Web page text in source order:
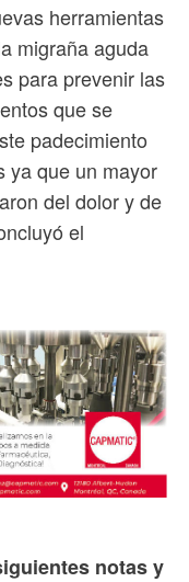
herramientas
migraña aguda
para prevenir las
que se
padecimiento
ya que un mayor
del dolor y de
el
notas y